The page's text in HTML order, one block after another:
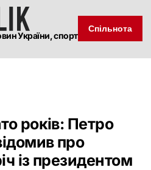
України, спорт
Спільнота
років: Петро
про
із президентом